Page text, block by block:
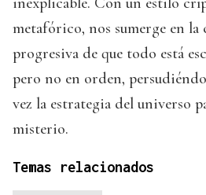
metafórico, nos sumerge en
progresiva de que todo está
pero no en orden,
vez la estrategia del universo
misterio.
Temas relacionados